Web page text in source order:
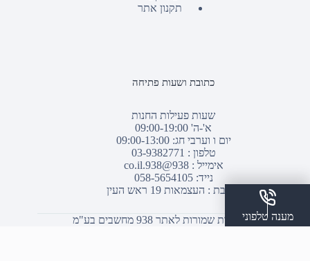
תקנון אתר
כתובת ושעות פתיחה
שעות פעילות החנות
א'-ה' 09:00-19:00
יום ו וערבי חג: 09:00-13:00
טלפון : 03-9382771
אימייל :938@938.co.il
נייד: 058-5654105
כתובת : העצמאות 19 ראש העין
© כל הזכויות שמורות לאתר 938 מחשבים בע"מ
מענה טלפוני